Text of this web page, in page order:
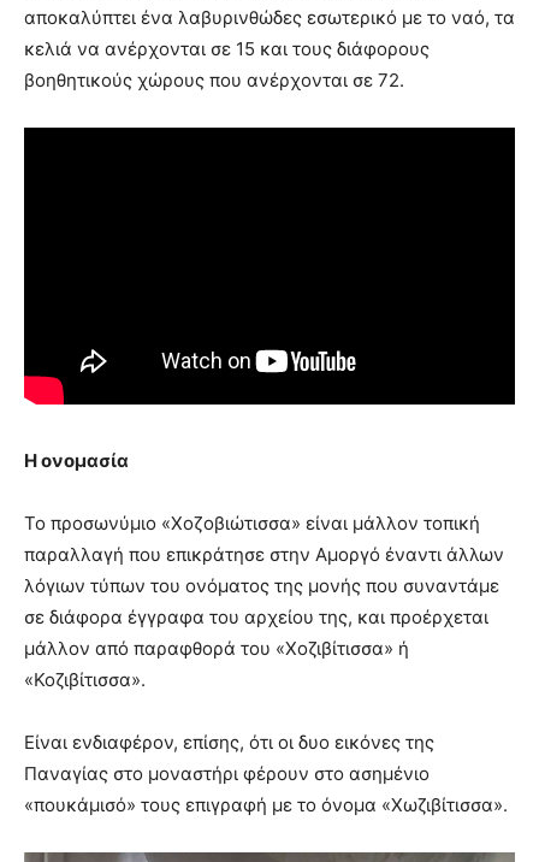
αποκαλύπτει ένα λαβυρινθώδες εσωτερικό με το ναό, τα
κελιά να ανέρχονται σε 15 και τους διάφορους
βοηθητικούς χώρους που ανέρχονται σε 72.
Η ονομασία
Το προσωνύμιο «Χοζοβιώτισσα» είναι μάλλον τοπική
παραλλαγή που επικράτησε στην Αμοργό έναντι άλλων
λόγιων τύπων του ονόματος της μονής που συναντάμε
σε διάφορα έγγραφα του αρχείου της, και προέρχεται
μάλλον από παραφθορά του «Χοζιβίτισσα» ή
«Κοζιβίτισσα».
Είναι ενδιαφέρον, επίσης, ότι οι δυο εικόνες της
Παναγίας στο μοναστήρι φέρουν στο ασημένιο
«πουκάμισό» τους επιγραφή με το όνομα «Χωζιβίτισσα».